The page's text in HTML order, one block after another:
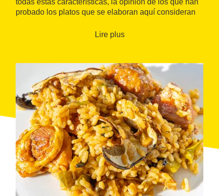
todas estas características, la opinión de los que han
probado los platos que se elaboran aquí consideran
Lire plus